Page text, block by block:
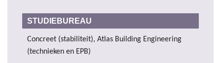
STUDIEBUREAU
Concreet (stabiliteit), Atlas Building Engineering
(technieken en EPB)